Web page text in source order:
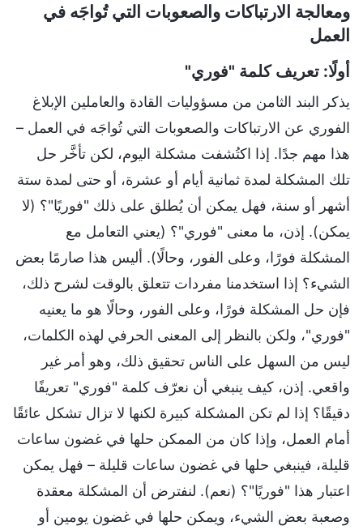
ومعالجة الارتباكات والصعوبات التي تُواجَه في
العمل
أولًا: تعريف كلمة "فوري"
يذكر البند الثامن من مسؤوليات القادة والعاملين الإبلاغ
الفوري عن الارتباكات والصعوبات التي تُواجَه في العمل –
هذا مهم جدًا. إذا اكتُشفت مشكلة اليوم، لكن تأخَّر حل
تلك المشكلة لمدة ثمانية أيام أو عشرة، أو حتى لمدة ستة
أشهر أو سنة، فهل يمكن أن يُطلق على ذلك "فوريًا"؟ (لا
يمكن). إذن، ما معنى "فوري"؟ (يعني التعامل مع
المشكلة فورًا، وعلى الفور، وحالًا). أليس هذا صارمًا بعض
الشيء؟ إذا استخدمنا مفردات تتعلق بالوقت لشرح ذلك،
فإن حل المشكلة فورًا، وعلى الفور، وحالًا هو ما يعنيه
"فوري"، ولكن بالنظر إلى المعنى الحرفي لهذه الكلمات،
ليس من السهل على الناس تحقيق ذلك، وهو أمر غير
واقعي. إذن، كيف ينبغي أن نعرّف كلمة "فوري" تعريفًا
دقيقًا؟ إذا لم تكن المشكلة كبيرة لكنها لا تزال تشكل عائقًا
أمام العمل، وإذا كان من الممكن حلها في غضون ساعات
قليلة، فينبغي حلها في غضون ساعات قليلة – فهل يمكن
اعتبار هذا "فوريًا"؟ (نعم). لنفترض أن المشكلة معقدة
وصعبة بعض الشيء، ويمكن حلها في غضون يومين أو